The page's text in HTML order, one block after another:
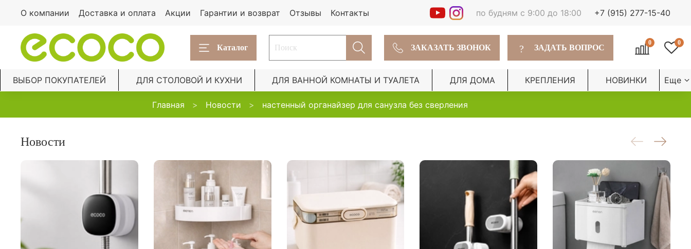
О компании Доставка и оплата Акции Гарантии и возврат Отзывы Контакты по будням с 9:00 до 18:00 +7 (915) 277-15-40
Каталог ЗАКАЗАТЬ ЗВОНОК ? ЗАДАТЬ ВОПРОС
0 0
ВЫБОР ПОКУПАТЕЛЕЙ ДЛЯ СТОЛОВОЙ И КУХНИ ДЛЯ ВАННОЙ КОМНАТЫ И ТУАЛЕТА ДЛЯ ДОМА КРЕПЛЕНИЯ НОВИНКИ Еще
Главная Новости настенный органайзер для санузла без сверления
Новости